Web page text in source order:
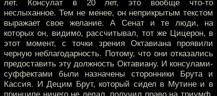
лет. Консулат в 20 лет, это вообще что-то
неслыханное. Тем не менее, он неприкрытым текстом
выражает свое желание. А Сенат и те люди, на
которых он, видимо, рассчитывал, тот же Цицерон, в
этот момент, с точки зрения Октавиана проявили
черную неблагодарность. Потому, что они отказались
предоставить эту должность Октавиану. И консулами-
суффектами были назначены сторонники Брута и
Кассия. И Децим Брут, который сидел в Мутине и в